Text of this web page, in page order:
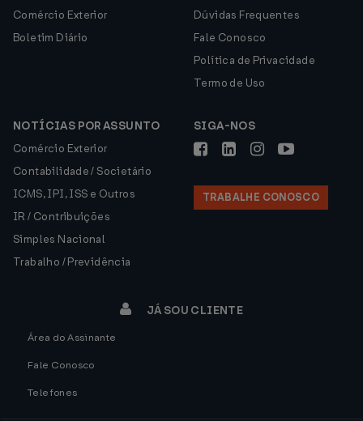
Comércio Exterior
Boletim Diário
Dúvidas Frequentes
Fale Conosco
Política de Privacidade
Termo de Uso
NOTÍCIAS POR ASSUNTO
Comércio Exterior
Contabilidade / Societário
ICMS, IPI, ISS e Outros
IR / Contribuições
Simples Nacional
Trabalho / Previdência
SIGA-NOS
TRABALHE CONOSCO
JÁ SOU CLIENTE
Área do Assinante
Fale Conosco
Telefones